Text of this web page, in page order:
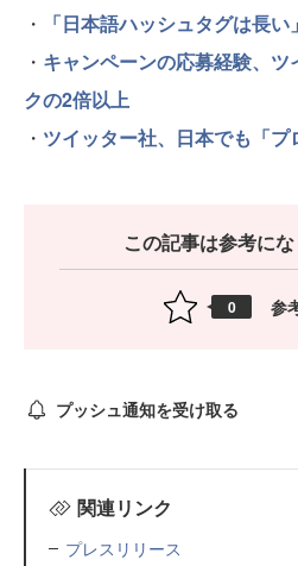
・
「日本語ハッシュタグは長い」
・ キャンペーンの応募経験、
クの2倍以上
・ ツイッター社、日本でも「
この記事は参考に
0 参
プッシュ通知を受け取る
関連リンク
プレスリリース